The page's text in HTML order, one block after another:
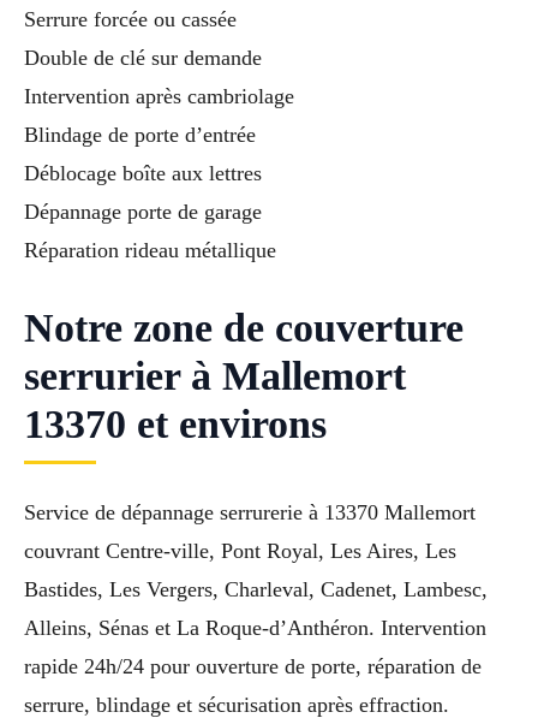
Serrure forcée ou cassée
Double de clé sur demande
Intervention après cambriolage
Blindage de porte d’entrée
Déblocage boîte aux lettres
Dépannage porte de garage
Réparation rideau métallique
Notre zone de couverture
serrurier à Mallemort
13370 et environs
Service de dépannage serrurerie à 13370 Mallemort
couvrant Centre-ville, Pont Royal, Les Aires, Les
Bastides, Les Vergers, Charleval, Cadenet, Lambesc,
Alleins, Sénas et La Roque-d’Anthéron. Intervention
rapide 24h/24 pour ouverture de porte, réparation de
serrure, blindage et sécurisation après effraction.